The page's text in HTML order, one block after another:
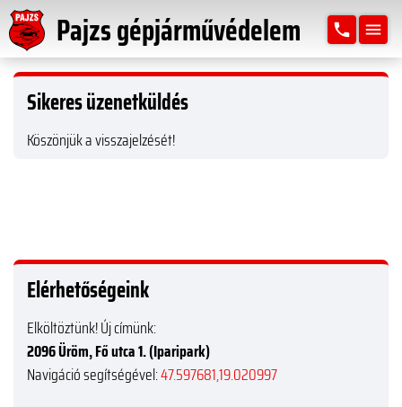
Pajzs gépjárművédelem phone menu
Sikeres üzenetküldés
Köszönjük a visszajelzését!
Elérhetőségeink
Elköltöztünk! Új címünk:
2096 Üröm, Fő utca 1. (Iparipark)
Navigáció segítségével:47.597681,19.020997